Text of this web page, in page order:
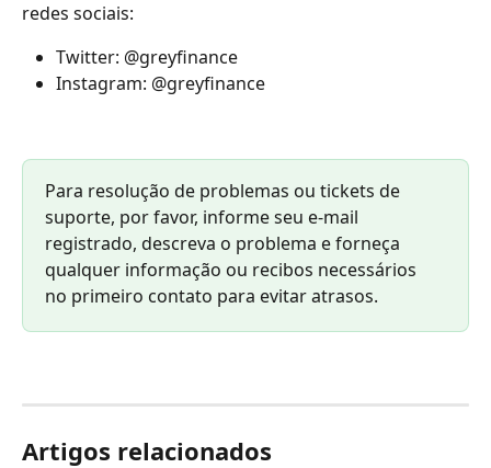
redes sociais:
Twitter: @greyfinance
Instagram: @greyfinance
Para resolução de problemas ou tickets de
suporte, por favor, informe seu e-mail
registrado, descreva o problema e forneça
qualquer informação ou recibos necessários
no primeiro contato para evitar atrasos.
Artigos relacionados